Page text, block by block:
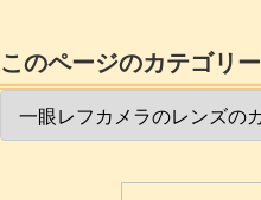
このページのカテゴリー